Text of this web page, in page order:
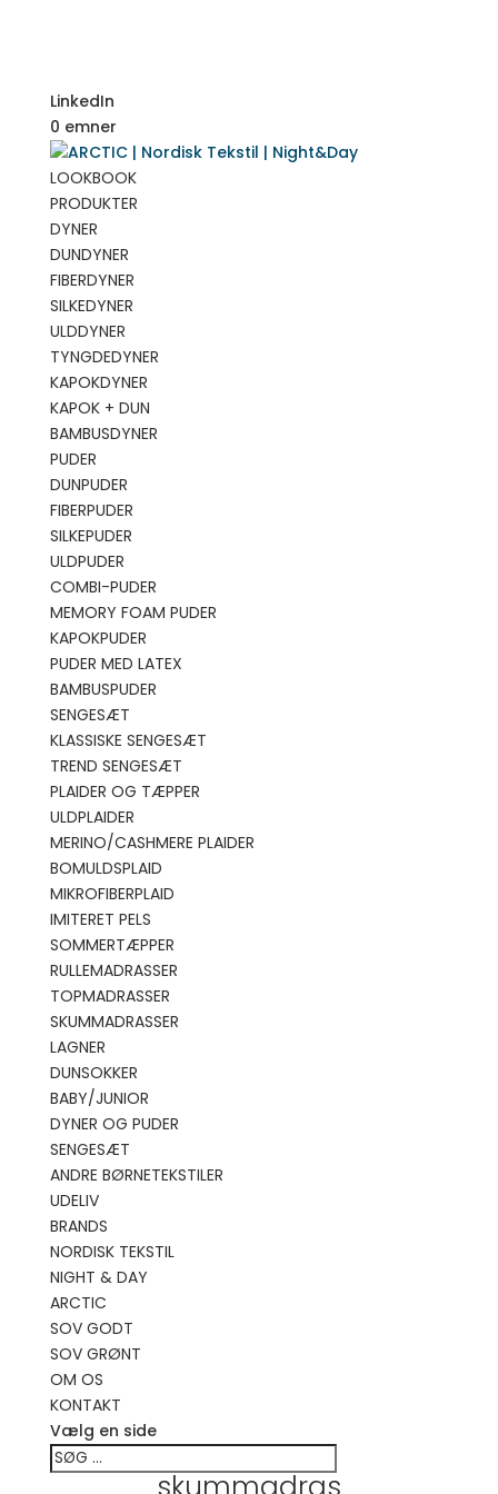
LinkedIn
0 emner
LOOKBOOK
PRODUKTER
DYNER
DUNDYNER
FIBERDYNER
SILKEDYNER
ULDDYNER
TYNGDEDYNER
KAPOKDYNER
KAPOK + DUN
BAMBUSDYNER
PUDER
DUNPUDER
FIBERPUDER
SILKEPUDER
ULDPUDER
COMBI-PUDER
MEMORY FOAM PUDER
KAPOKPUDER
PUDER MED LATEX
BAMBUSPUDER
SENGESÆT
KLASSISKE SENGESÆT
TREND SENGESÆT
PLAIDER OG TÆPPER
ULDPLAIDER
MERINO/CASHMERE PLAIDER
BOMULDSPLAID
MIKROFIBERPLAID
IMITERET PELS
SOMMERTÆPPER
RULLEMADRASSER
TOPMADRASSER
SKUMMADRASSER
LAGNER
DUNSOKKER
BABY/JUNIOR
DYNER OG PUDER
SENGESÆT
ANDRE BØRNETEKSTILER
UDELIV
BRANDS
NORDISK TEKSTIL
NIGHT & DAY
ARCTIC
SOV GODT
SOV GRØNT
OM OS
KONTAKT
Vælg en side